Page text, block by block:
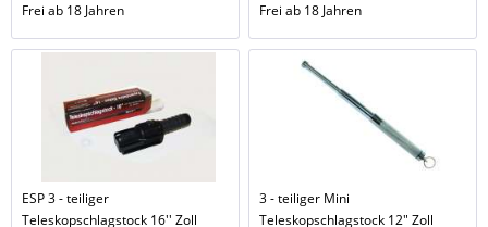
Frei ab 18 Jahren Frei ab 18 Jahren
ESP 3 - teiliger
Teleskopschlagstock 16'' Zoll
3 - teiliger Mini
Teleskopschlagstock 12" Zoll